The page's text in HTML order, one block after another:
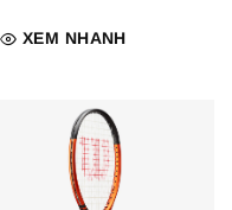
XEM NHANH